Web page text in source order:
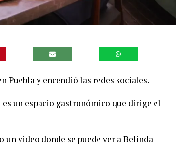
Puebla y encendió las redes sociales.
un espacio gastronómico que dirige el
video donde se puede ver a Belinda